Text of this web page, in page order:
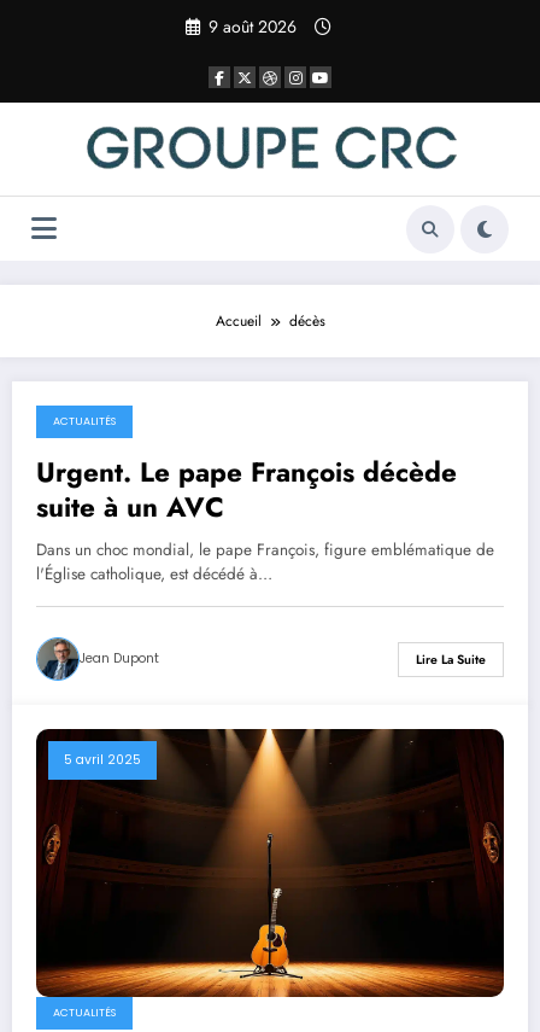
9 août 2026
Accueil décès
22 avril 2025
ACTUALITÉS
Urgent. Le pape François décède
suite à un AVC
Dans un choc mondial, le pape François, figure emblématique de
l'Église catholique, est décédé à…
Jean Dupont Lire La Suite
5 avril 2025
ACTUALITÉS